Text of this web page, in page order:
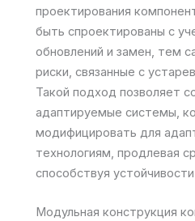
проектирования
быть спроектированы с
обновлений и замен, тем
риски, связанные с
Такой подход позволяет
адаптируемые системы,
модифицировать для
технологиям, продлевая
способствуя
Модульная конструкция